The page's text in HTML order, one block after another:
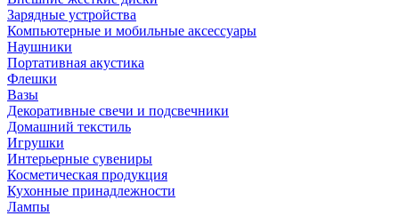
Зарядные устройства
Компьютерные и мобильные аксессуары
Наушники
Портативная акустика
Флешки
Вазы
Декоративные свечи и подсвечники
Домашний текстиль
Игрушки
Интерьерные сувениры
Косметическая продукция
Кухонные принадлежности
Лампы